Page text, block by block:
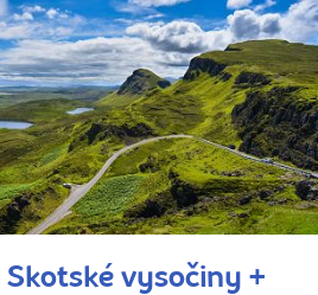
Skotské vysočiny +